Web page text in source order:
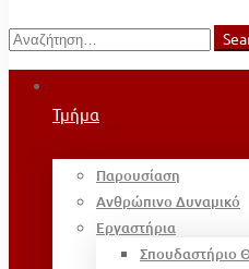
Search
for:
Τμήμα
Παρουσίαση
Ανθρώπινο Δυναμικό
Εργαστήρια
Σπουδαστήριο